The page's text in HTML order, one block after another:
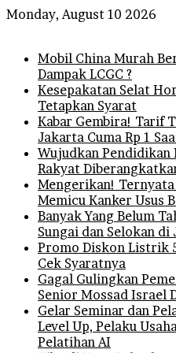
Monday, August 10 2026
Mobil China Murah
Dampak LCGC ?
Kesepakatan Selat
Tetapkan Syarat
Kabar Gembira! Tarif
Jakarta Cuma Rp 1
Wujudkan Pendidikan
Rakyat
Mengerikan!
Memicu Kanker Usus
Banyak Yang Belum
Sungai dan Selokan di
Promo Diskon Listrik
Cek Syaratnya
Gagal Gulingkan
Senior Mossad Israel
Gelar Seminar dan
Level Up, Pelaku
Pelatihan AI